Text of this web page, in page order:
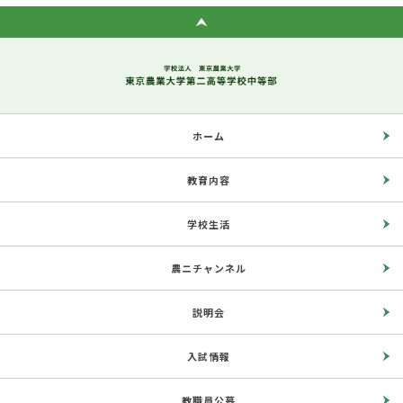
ホーム
教育内容
学校生活
農ニチャンネル
説明会
入試情報